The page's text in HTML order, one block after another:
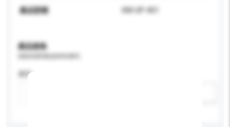
產品型號 KW-UP-401
產品規格
應用